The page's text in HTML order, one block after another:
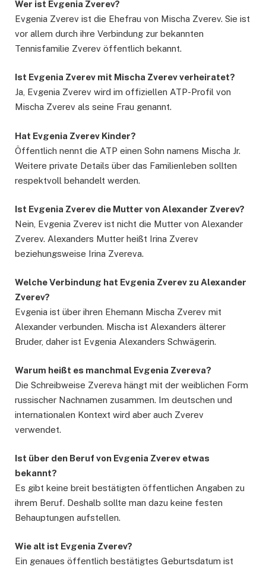
Wer ist Evgenia Zverev?
Evgenia Zverev ist die Ehefrau von Mischa Zverev. Sie ist
vor allem durch ihre Verbindung zur bekannten
Tennisfamilie Zverev öffentlich bekannt.
Ist Evgenia Zverev mit Mischa Zverev verheiratet?
Ja, Evgenia Zverev wird im offiziellen ATP-Profil von
Mischa Zverev als seine Frau genannt.
Hat Evgenia Zverev Kinder?
Öffentlich nennt die ATP einen Sohn namens Mischa Jr.
Weitere private Details über das Familienleben sollten
respektvoll behandelt werden.
Ist Evgenia Zverev die Mutter von Alexander Zverev?
Nein, Evgenia Zverev ist nicht die Mutter von Alexander
Zverev. Alexanders Mutter heißt Irina Zverev
beziehungsweise Irina Zvereva.
Welche Verbindung hat Evgenia Zverev zu Alexander
Zverev?
Evgenia ist über ihren Ehemann Mischa Zverev mit
Alexander verbunden. Mischa ist Alexanders älterer
Bruder, daher ist Evgenia Alexanders Schwägerin.
Warum heißt es manchmal Evgenia Zvereva?
Die Schreibweise Zvereva hängt mit der weiblichen Form
russischer Nachnamen zusammen. Im deutschen und
internationalen Kontext wird aber auch Zverev
verwendet.
Ist über den Beruf von Evgenia Zverev etwas
bekannt?
Es gibt keine breit bestätigten öffentlichen Angaben zu
ihrem Beruf. Deshalb sollte man dazu keine festen
Behauptungen aufstellen.
Wie alt ist Evgenia Zverev?
Ein genaues öffentlich bestätigtes Geburtsdatum ist